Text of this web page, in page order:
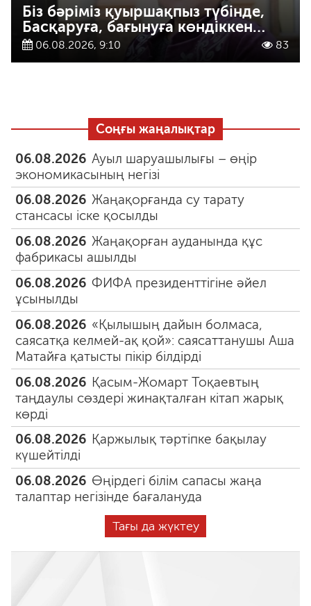
Біз бәріміз қуыршақпыз түбінде,
Басқаруға, бағынуға көндіккен…
06.08.2026, 9:10 83
Соңғы жаңалықтар
06.08.2026 Ауыл шаруашылығы – өңір
экономикасының негізі
06.08.2026 Жаңақорғанда су тарату
стансасы іске қосылды
06.08.2026 Жаңақорған ауданында құс
фабрикасы ашылды
06.08.2026 ФИФА президенттігіне әйел
ұсынылды
06.08.2026 «Қылышың дайын болмаса,
саясатқа келмей-ақ қой»: саясаттанушы Аша
Матайға қатысты пікір білдірді
06.08.2026 Қасым-Жомарт Тоқаевтың
таңдаулы сөздері жинақталған кітап жарық
көрді
06.08.2026 Қаржылық тәртіпке бақылау
күшейтілді
06.08.2026 Өңірдегі білім сапасы жаңа
талаптар негізінде бағалануда
Тағы да жүктеу